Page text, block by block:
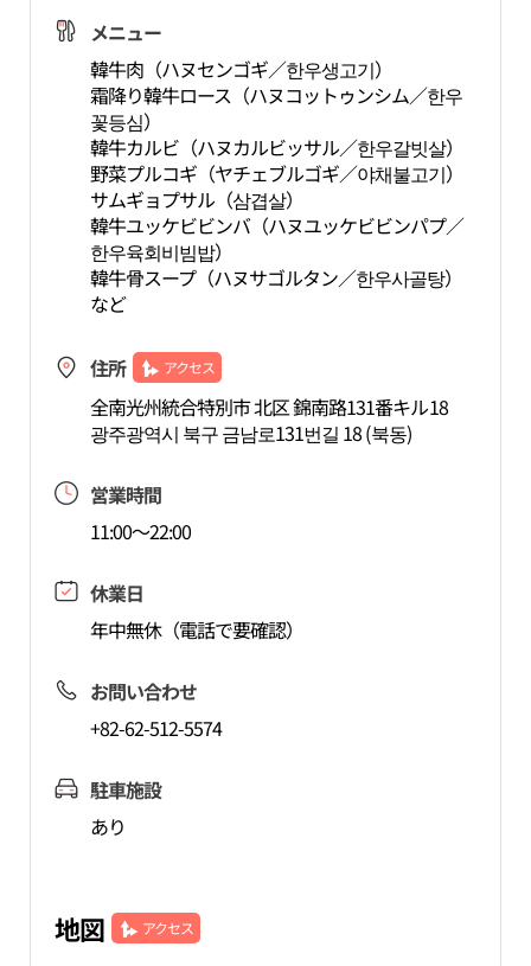
メニュー
韓牛肉（ハヌセンゴギ／한우생고기）
霜降り韓牛ロース（ハヌコットゥンシム／한우
꽃등심）
韓牛カルビ（ハヌカルビッサル／한우갈빗살）
野菜プルコギ（ヤチェブルゴギ／야채불고기）
サムギョプサル（삼겹살）
韓牛ユッケビビンバ（ハヌユッケビビンパプ／
한우육회비빔밥）
韓牛骨スープ（ハヌサゴルタン／한우사골탕）
など
住所 アクセス
全南光州統合特別市 北区 錦南路131番キル18
광주광역시 북구 금남로131번길 18 (북동)
営業時間
11:00～22:00
休業日
年中無休（電話で要確認）
お問い合わせ
+82-62-512-5574
駐車施設
あり
地図 アクセス